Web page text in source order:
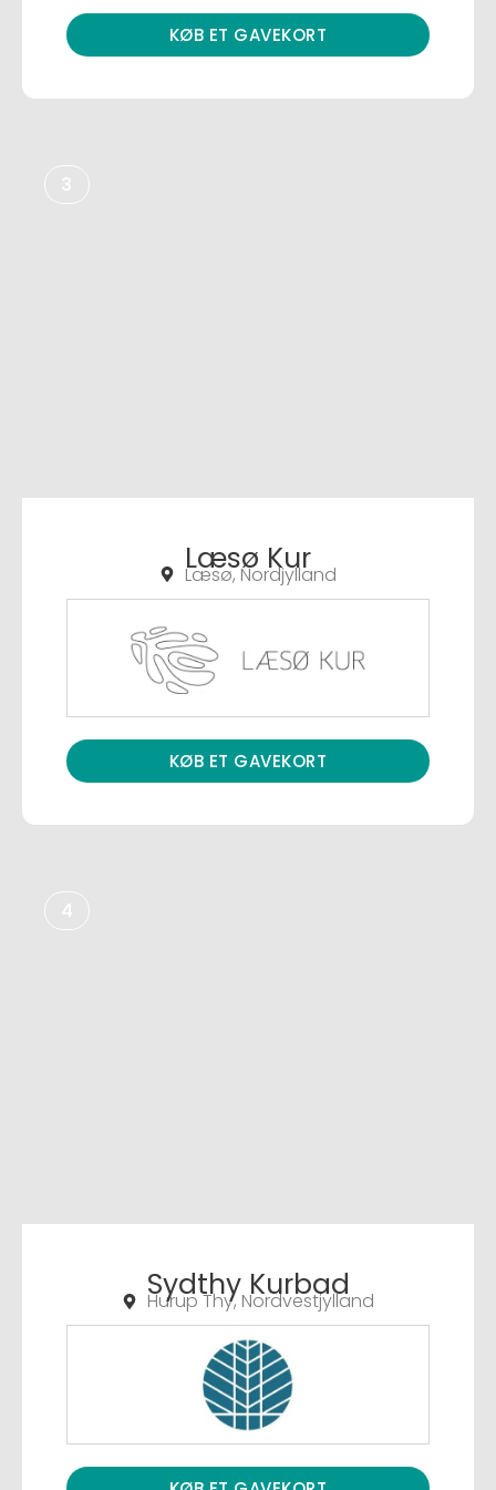
KØB ET GAVEKORT
3
Læsø Kur
Læsø, Nordjylland
KØB ET GAVEKORT
4
Sydthy Kurbad
Hurup Thy, Nordvestjylland